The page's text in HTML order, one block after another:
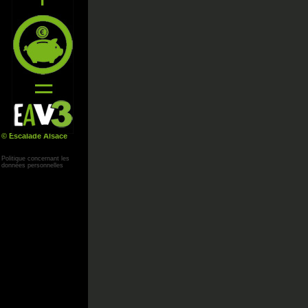
© Escalade Alsace
Politique concernant les
données personnelles